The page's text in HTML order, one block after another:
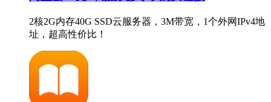
2核2G内存40G SSD云服务器，3M带宽，1个外网IPv4地
址，超高性价比！